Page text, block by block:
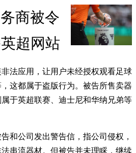
商被令
超网站
法应用，让用户未经授权观看足球
这都属于盗版行为。被告所售卖器
于英超联赛、迪士尼和华纳兄弟等
和公司发出警告信，指公司侵权，
串流器材。但被告并未理睬，继续